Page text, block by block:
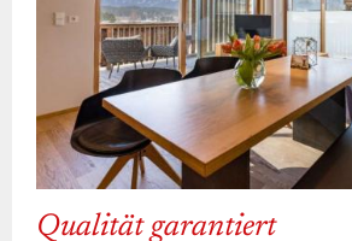
Qualität garantiert